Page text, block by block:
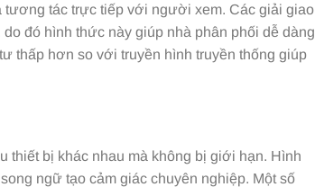
tương tác trực tiếp với người xem. Các giải giao
đó hình thức này giúp nhà phân phối dễ dàng
thấp hơn so với truyền hình truyền thống giúp
thiết bị khác nhau mà không bị giới hạn. Hình
ngữ tạo cảm giác chuyên nghiệp. Một số